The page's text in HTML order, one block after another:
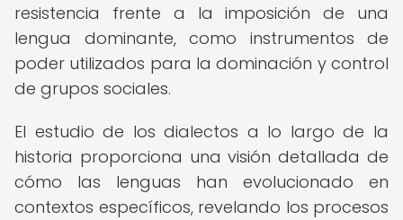
resistencia frente a la imposición de una
lengua dominante, como instrumentos de
poder utilizados para la dominación y control
de grupos sociales.
El estudio de los dialectos a lo largo de la
historia proporciona una visión detallada de
cómo las lenguas han evolucionado en
contextos específicos, revelando los procesos